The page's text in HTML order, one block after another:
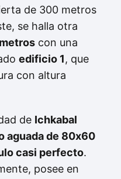
de 300 metros
se halla otra
con una
edificio 1, que
con altura
de Ichkabal
aguada de 80x60
casi perfecto.
posee en